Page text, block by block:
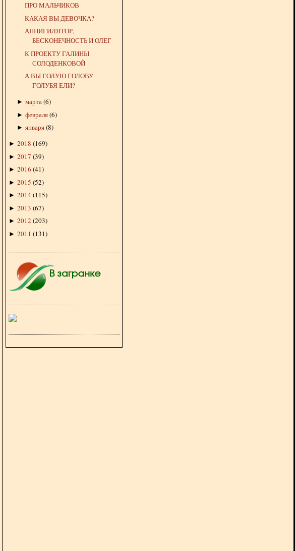
ПРО МАЛЬЧИКОВ
КАКАЯ ВЫ ДЕВОЧКА?
АННИГИЛЯТОР,
БЕСКОНЕЧНОСТЬ И ОЛЕГ
К ПРОЕКТУ ГАЛИНЫ
СОЛОДЕНКОВОЙ
А ВЫ ГОЛУЮ ГОЛОВУ
ГОЛУБЯ ЕЛИ?
► марта(6)
► февраля(6)
► января(8)
► 2018 (169)
► 2017 (39)
► 2016 (41)
► 2015 (52)
► 2014 (115)
► 2013 (67)
► 2012 (203)
► 2011 (131)